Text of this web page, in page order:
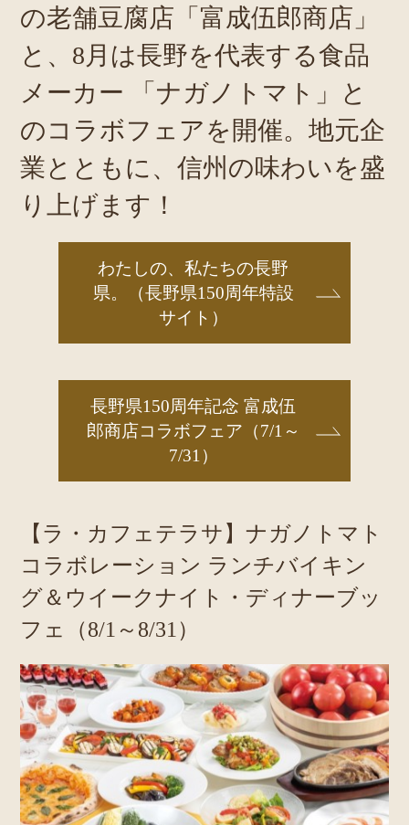
の老舗豆腐店「富成伍郎商店」
と、8月は長野を代表する食品
メーカー 「ナガノトマト」と
のコラボフェアを開催。地元企
業とともに、信州の味わいを盛
り上げます！
わたしの、私たちの長野
県。（長野県150周年特設
サイト）
長野県150周年記念 富成伍
郎商店コラボフェア（7/1～
7/31）
【ラ・カフェテラサ】ナガノトマト
コラボレーション ランチバイキン
グ＆ウイークナイト・ディナーブッ
フェ（8/1～8/31）